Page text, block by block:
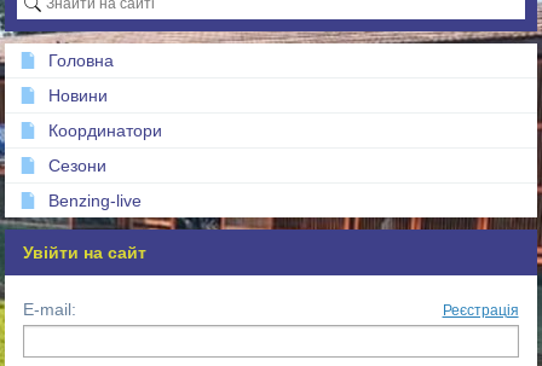
Головна
Новини
Координатори
Сезони
Benzing-live
Увійти на сайт
E-mail: Реєстрація